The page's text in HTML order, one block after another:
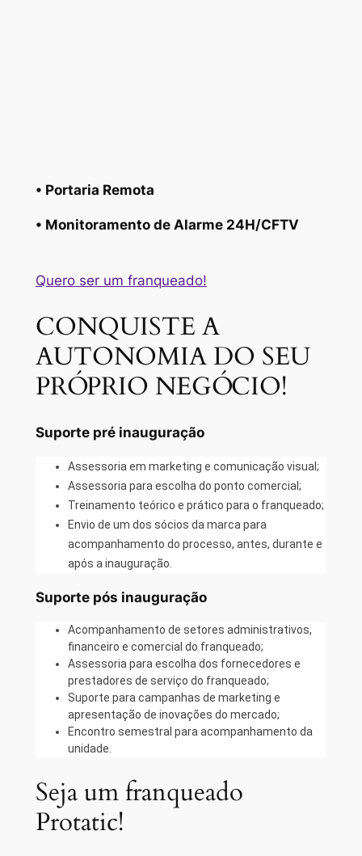
• Portaria Remota
• Monitoramento de Alarme 24H/CFTV
Quero ser um franqueado!
CONQUISTE A
AUTONOMIA DO SEU
PRÓPRIO NEGÓCIO!
Suporte pré inauguração
Assessoria em marketing e comunicação visual;
Assessoria para escolha do ponto comercial;
Treinamento teórico e prático para o franqueado;
Envio de um dos sócios da marca para
acompanhamento do processo, antes, durante e
após a inauguração.
Suporte pós inauguração
Acompanhamento de setores administrativos,
financeiro e comercial do franqueado;
Assessoria para escolha dos fornecedores e
prestadores de serviço do franqueado;
Suporte para campanhas de marketing e
apresentação de inovações do mercado;
Encontro semestral para acompanhamento da
unidade.
Seja um franqueado
Protatic!